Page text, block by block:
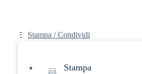
Stampa / Condividi
Stampa